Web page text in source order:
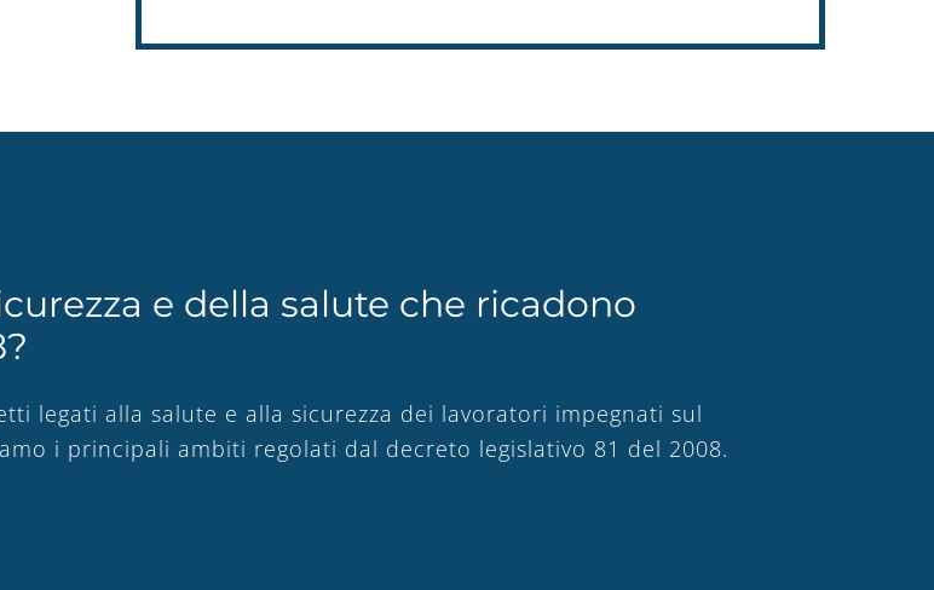
e della salute che ricadono
legati alla salute e alla sicurezza dei lavoratori impegnati sul
i principali ambiti regolati dal decreto legislativo 81 del 2008.